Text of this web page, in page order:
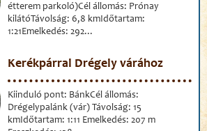
étterem parkoló)Cél állomás: Prónay
kilátóTávolság: 6,8 kmIdőtartam:
1:21Emelkedés: 292...
Kerékpárral Drégely várához
Kiinduló pont: BánkCél állomás:
Drégelypalánk (vár) Távolság: 15
kmIdőtartam: 1:11 Emelkedés: 207 m